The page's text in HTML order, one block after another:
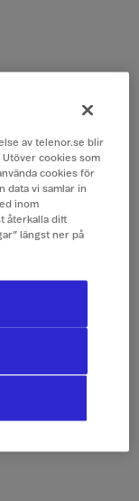
av telenor.se blir
cookies som
cookies för
data vi samlar in
inom
återkalla ditt
längst ner på